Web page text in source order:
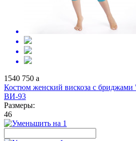
1540 750 a
Костюм женский вискоза с
ВИ-93
Размеры:
46